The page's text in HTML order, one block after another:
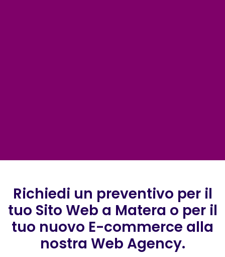
Richiedi un preventivo per il
tuo Sito Web a Matera o per il
tuo nuovo E-commerce alla
nostra Web Agency.